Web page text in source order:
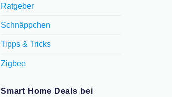
Ratgeber
Schnäppchen
Tipps & Tricks
Zigbee
Smart Home Deals bei